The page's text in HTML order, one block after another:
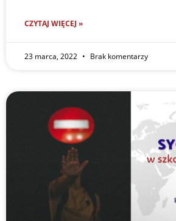
CZYTAJ WIĘCEJ »
23 marca, 2022 Brak komentarzy